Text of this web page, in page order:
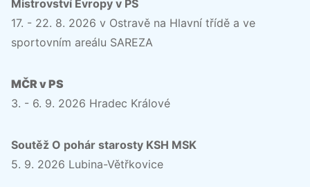
Mistrovství Evropy v PS
17. - 22. 8. 2026 v Ostravě na Hlavní třídě a ve
sportovním areálu SAREZA
MČR v PS
3. - 6. 9. 2026 Hradec Králové
Soutěž O pohár starosty KSH MSK
5. 9. 2026 Lubina-Větřkovice